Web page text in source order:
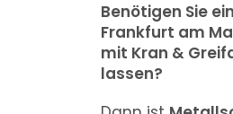
Benötigen Sie
Frankfurt am
mit Kran &
lassen?